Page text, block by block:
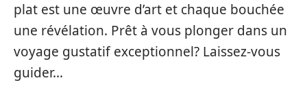
plat est une œuvre d’art et chaque bouchée
une révélation. Prêt à vous plonger dans un
voyage gustatif exceptionnel? Laissez-vous
guider…